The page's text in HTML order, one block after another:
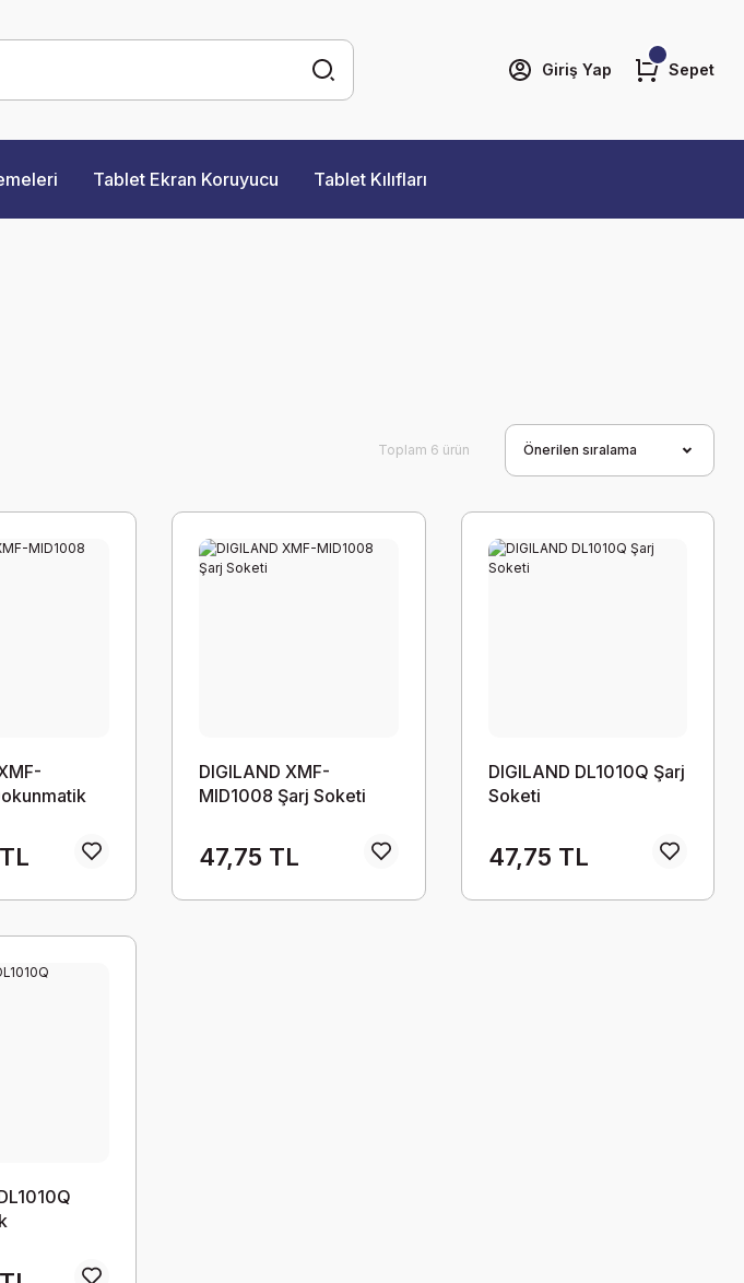
Giriş Yap Sepet
Tablet Ekran Koruyucu Tablet Kılıfları
Toplam 6 ürün
DIGILAND XMF-
MID1008 Şarj Soketi
47,75 TL
DIGILAND DL1010Q Şarj
Soketi
47,75 TL